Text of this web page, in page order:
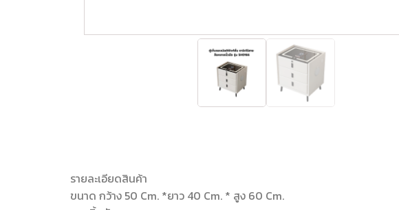
รายละเอียดสินค้า
ขนาด กว้าง 50 Cm. *ยาว 40 Cm. * สูง 60 Cm.